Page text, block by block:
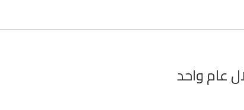
عام واحد